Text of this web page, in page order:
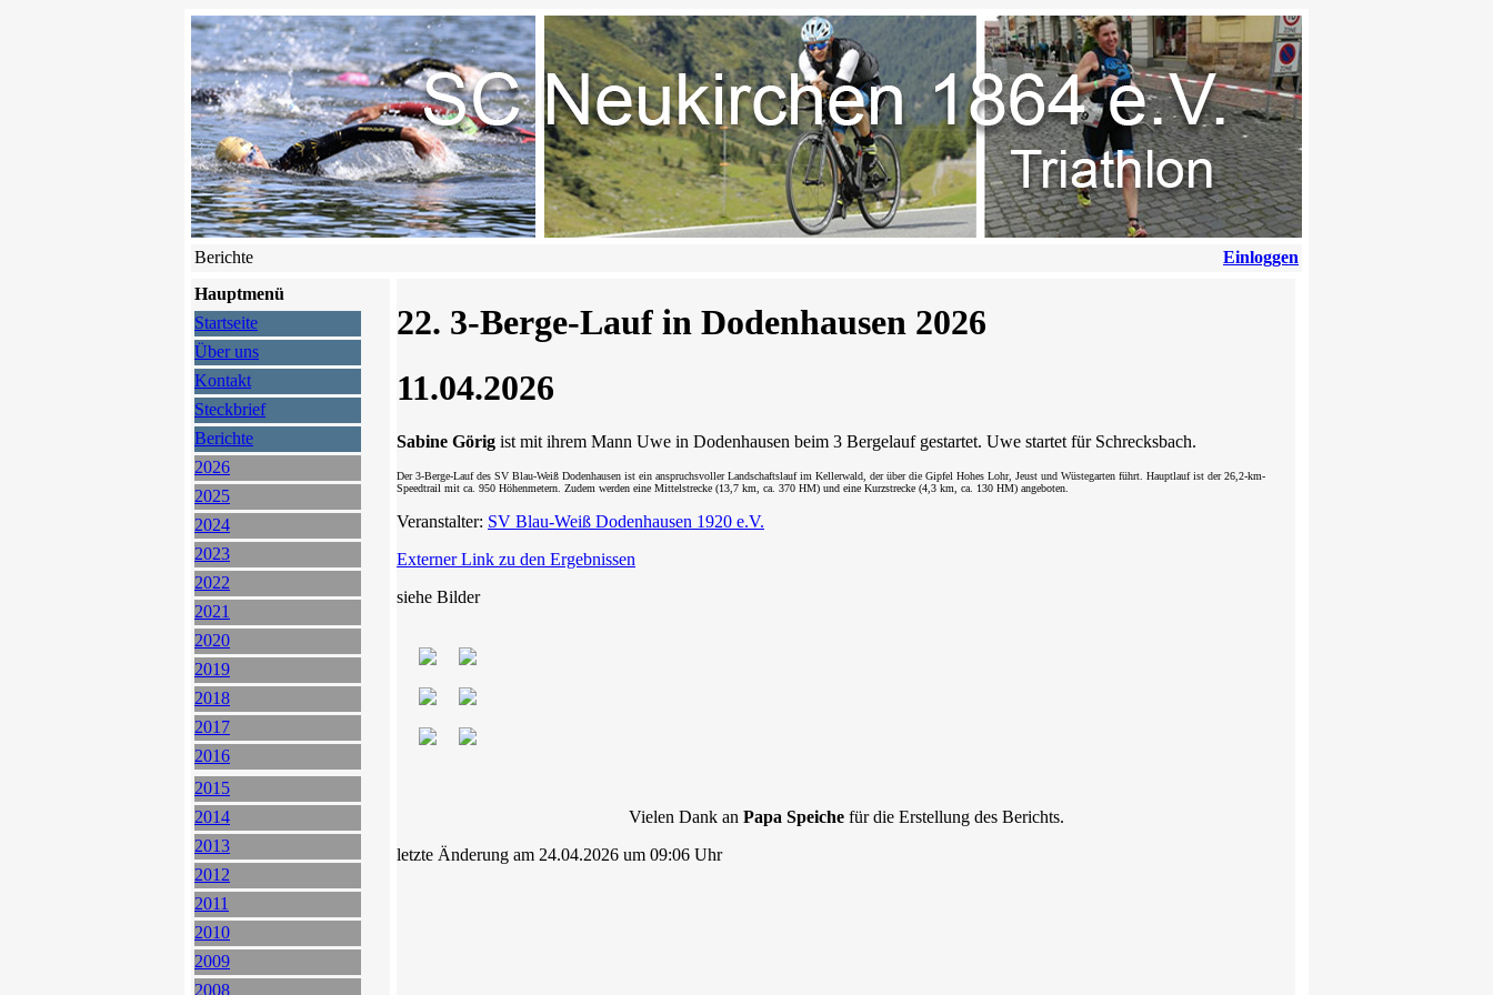
Berichte
Einloggen
Hauptmenü
Startseite
Über uns
Kontakt
Steckbrief
Berichte
2026
2025
2024
2023
2022
2021
2020
2019
2018
2017
2016
2015
2014
2013
2012
2011
2010
2009
2008
22. 3-Berge-Lauf in Dodenhausen 2026
11.04.2026
Sabine Görig ist mit ihrem Mann Uwe in Dodenhausen beim 3 Bergelauf gestartet. Uwe startet für Schrecksbach.
Der 3-Berge-Lauf des SV Blau-Weiß Dodenhausen ist ein anspruchsvoller Landschaftslauf im Kellerwald, der über die Gipfel Hohes Lohr, Jeust und Wüstegarten führt. Hauptlauf ist der26,2-km-
Speedtrail mit ca. 950 Höhenmetern. Zudem werden eine Mittelstrecke (13,7 km, ca. 370 HM) und eine Kurzstrecke (4,3 km, ca. 130 HM) angeboten.
Veranstalter: SV Blau-Weiß Dodenhausen 1920 e.V.
Externer Link zu den Ergebnissen
siehe Bilder
Vielen Dank an Papa Speichefür die Erstellung des Berichts.
letzte Änderung am 24.04.2026 um 09:06 Uhr